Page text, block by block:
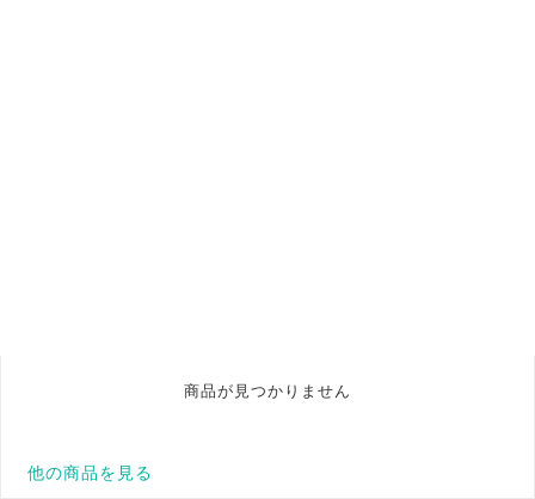
商品が見つかりません
他の商品を見る